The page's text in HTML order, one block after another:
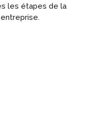
les étapes de la